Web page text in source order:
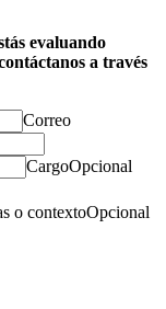
evaluando
a través
Correo
CargoOpcional
o contextoOpcional